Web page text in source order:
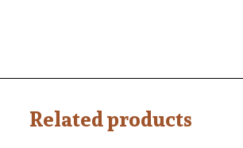
Related products